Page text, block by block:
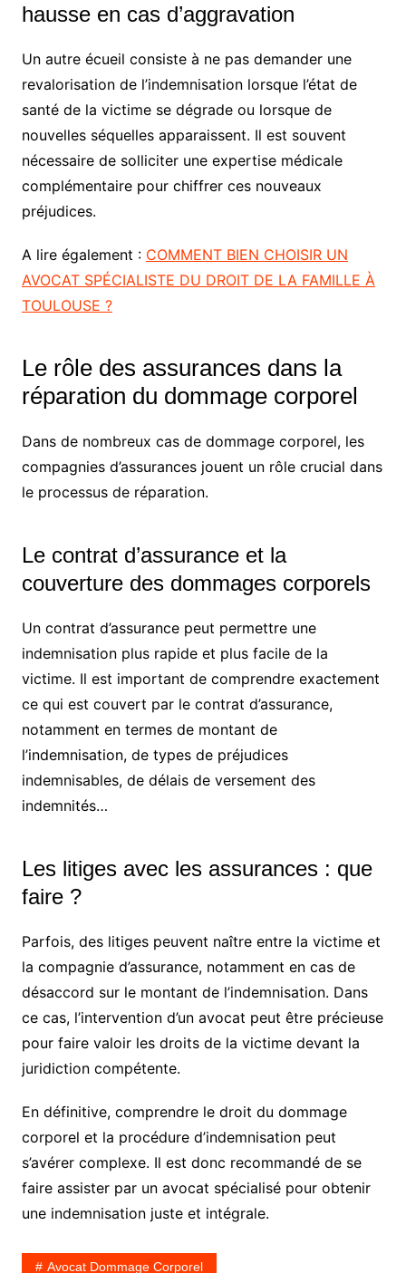
hausse en cas d’aggravation
Un autre écueil consiste à ne pas demander une
revalorisation de l’indemnisation lorsque l’état de
santé de la victime se dégrade ou lorsque de
nouvelles séquelles apparaissent. Il est souvent
nécessaire de solliciter une expertise médicale
complémentaire pour chiffrer ces nouveaux
préjudices.
A lire également : COMMENT BIEN CHOISIR UN
AVOCAT SPÉCIALISTE DU DROIT DE LA FAMILLE À
TOULOUSE ?
Le rôle des assurances dans la
réparation du dommage corporel
Dans de nombreux cas de dommage corporel, les
compagnies d’assurances jouent un rôle crucial dans
le processus de réparation.
Le contrat d’assurance et la
couverture des dommages corporels
Un contrat d’assurance peut permettre une
indemnisation plus rapide et plus facile de la
victime. Il est important de comprendre exactement
ce qui est couvert par le contrat d’assurance,
notamment en termes de montant de
l’indemnisation, de types de préjudices
indemnisables, de délais de versement des
indemnités…
Les litiges avec les assurances : que
faire ?
Parfois, des litiges peuvent naître entre la victime et
la compagnie d’assurance, notamment en cas de
désaccord sur le montant de l’indemnisation. Dans
ce cas, l’intervention d’un avocat peut être précieuse
pour faire valoir les droits de la victime devant la
juridiction compétente.
En définitive, comprendre le droit du dommage
corporel et la procédure d’indemnisation peut
s’avérer complexe. Il est donc recommandé de se
faire assister par un avocat spécialisé pour obtenir
une indemnisation juste et intégrale.
Avocat Dommage Corporel